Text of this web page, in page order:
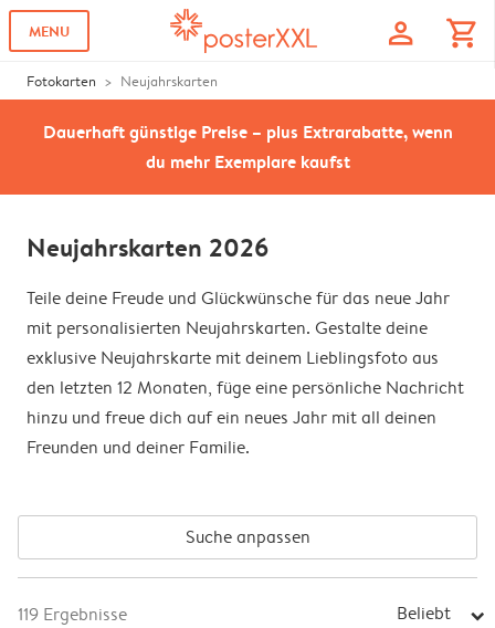
MENU profile shopping_cart
Fotokarten Neujahrskarten
Dauerhaft günstige Preise – plus Extrarabatte, wenn
du mehr Exemplare kaufst
Neujahrskarten 2026
Teile deine Freude und Glückwünsche für das neue Jahr
mit personalisierten Neujahrskarten. Gestalte deine
exklusive Neujahrskarte mit deinem Lieblingsfoto aus
den letzten 12 Monaten, füge eine persönliche Nachricht
hinzu und freue dich auf ein neues Jahr mit all deinen
Freunden und deiner Familie.
Suche anpassen
119 Ergebnisse Beliebt arrow_right